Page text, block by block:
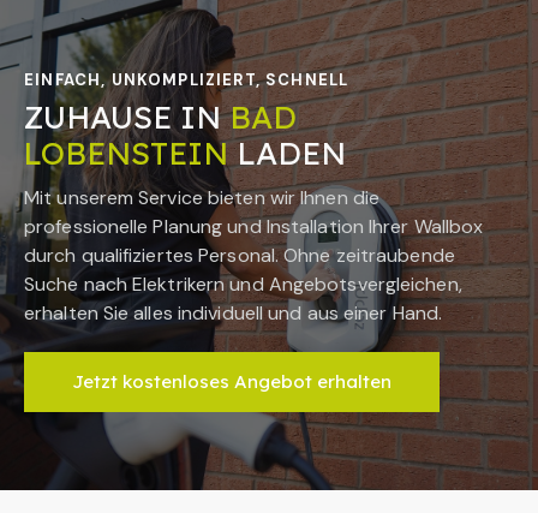
EINFACH, UNKOMPLIZIERT, SCHNELL
ZUHAUSE INBAD
LOBENSTEINLADEN
Mit unserem Service bieten wir Ihnen die
professionelle Planung und Installation Ihrer Wallbox
durch qualifiziertes Personal. Ohne zeitraubende
Suche nach Elektrikern und Angebotsvergleichen,
erhalten Sie alles individuell und aus einer Hand.
Jetzt kostenloses Angebot erhalten